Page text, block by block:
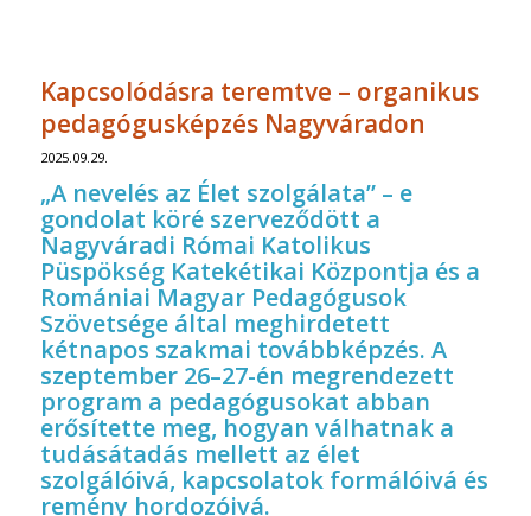
Kapcsolódásra teremtve – organikus
pedagógusképzés Nagyváradon
2025.09.29.
„A nevelés az Élet szolgálata” – e
gondolat köré szerveződött a
Nagyváradi Római Katolikus
Püspökség Katekétikai Központja és a
Romániai Magyar Pedagógusok
Szövetsége által meghirdetett
kétnapos szakmai továbbképzés. A
szeptember 26–27-én megrendezett
program a pedagógusokat abban
erősítette meg, hogyan válhatnak a
tudásátadás mellett az élet
szolgálóivá, kapcsolatok formálóivá és
remény hordozóivá.